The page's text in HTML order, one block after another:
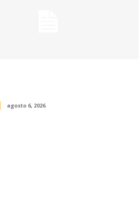
agosto 6, 2026